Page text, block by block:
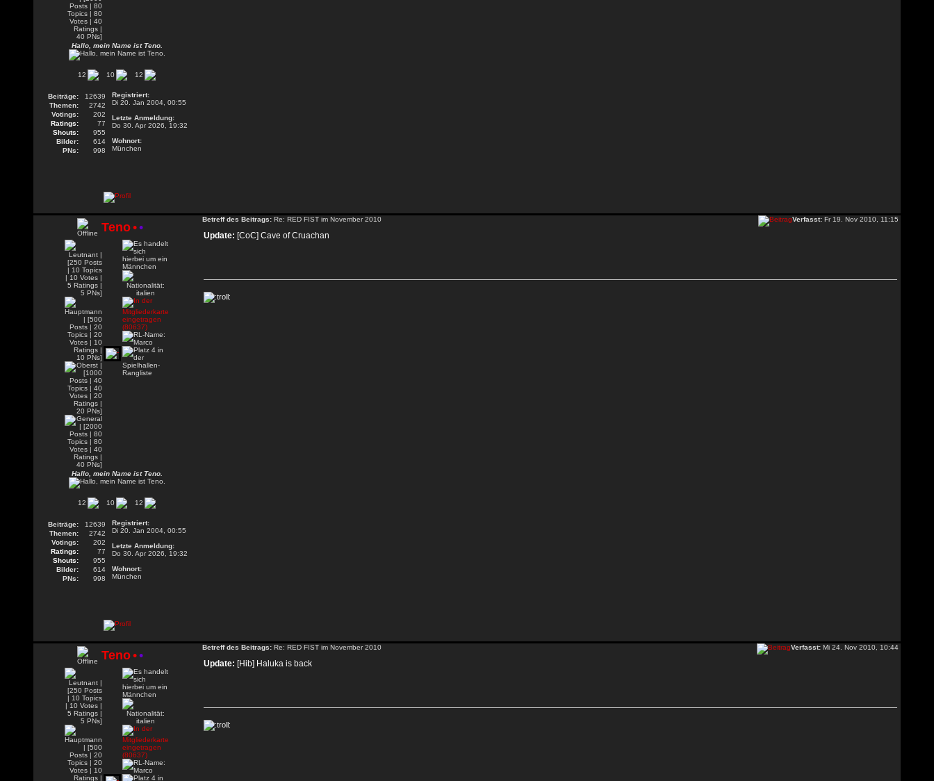
Hallo, mein Name ist Teno.
12 10 12
Beiträge:
12639
Themen:
2742
Votings:
202
Ratings:
77
Shouts:
955
Bilder:
614
PNs:
998
Registriert:
Di 20. Jan 2004, 00:55
Letzte Anmeldung:
Do 30. Apr 2026, 19:32
Wohnort:
München
Teno••
Hallo, mein Name ist Teno.
12 10 12
Beiträge:
12639
Themen:
2742
Votings:
202
Ratings:
77
Shouts:
955
Bilder:
614
PNs:
998
Registriert:
Di 20. Jan 2004, 00:55
Letzte Anmeldung:
Do 30. Apr 2026, 19:32
Wohnort:
München
Betreff des Beitrags: Re: RED FIST im November 2010 Verfasst: Fr 19. Nov 2010, 11:15
Update: [CoC] Cave of Cruachan
Teno••
Betreff des Beitrags: Re: RED FIST im November 2010 Verfasst: Mi 24. Nov 2010, 10:44
Update: [Hib] Haluka is back